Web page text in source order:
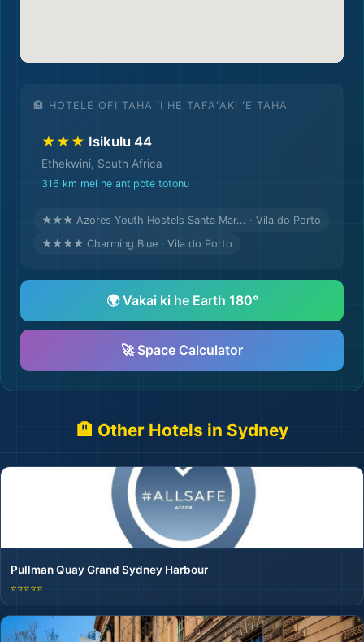
🏨 HOTELE OFI TAHA ʻI HE TAFAʻAKI ʻE TAHA
★★★ Isikulu 44
Ethekwini, South Africa
316 km mei he antipote totonu
★★★ Azores Youth Hostels Santa Mar... · Vila do Porto
★★★★ Charming Blue · Vila do Porto
🌍 Vakai ki he Earth 180°
🚀 Space Calculator
🏨 Other Hotels in Sydney
Pullman Quay Grand Sydney Harbour
⭐⭐⭐⭐⭐